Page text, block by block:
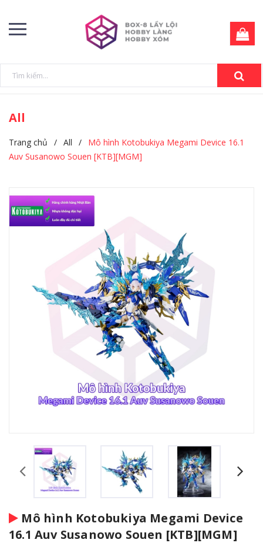
All
Trang chủ / All /
Mô hình Kotobukiya Megami Device 16.1
Auv Susanowo Souen [KTB][MGM]
Mô hình Kotobukiya Megami Device
16.1 Auv Susanowo Souen [KTB][MGM]